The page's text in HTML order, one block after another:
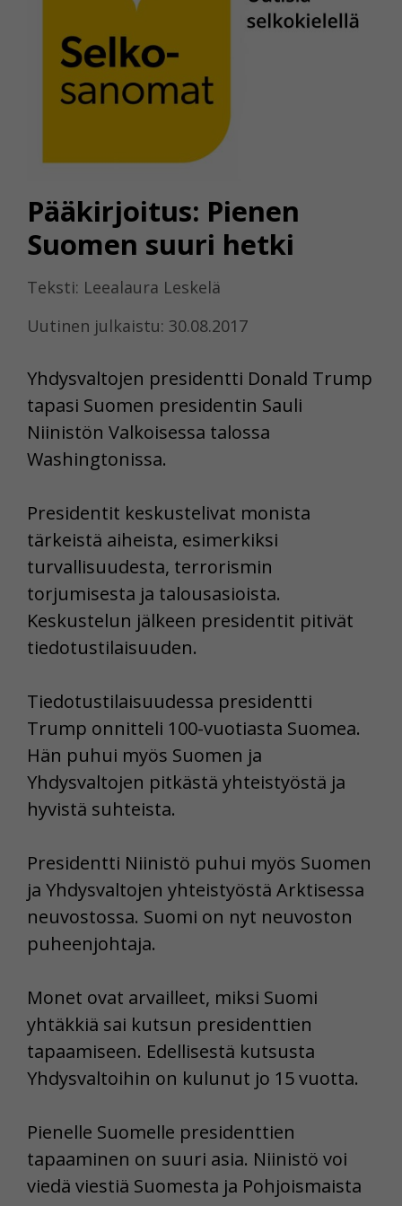
Pääkirjoitus: Pienen
Suomen suuri hetki
Teksti: Leealaura Leskelä
Uutinen julkaistu: 30.08.2017
Yhdysvaltojen presidentti Donald Trump
tapasi Suomen presidentin Sauli
Niinistön Valkoisessa talossa
Washingtonissa.
Presidentit keskustelivat monista
tärkeistä aiheista, esimerkiksi
turvallisuudesta, terrorismin
torjumisesta ja talousasioista.
Keskustelun jälkeen presidentit pitivät
tiedotustilaisuuden.
Tiedotustilaisuudessa presidentti
Trump onnitteli 100-vuotiasta Suomea.
Hän puhui myös Suomen ja
Yhdysvaltojen pitkästä yhteistyöstä ja
hyvistä suhteista.
Presidentti Niinistö puhui myös Suomen
ja Yhdysvaltojen yhteistyöstä Arktisessa
neuvostossa. Suomi on nyt neuvoston
puheenjohtaja.
Monet ovat arvailleet, miksi Suomi
yhtäkkiä sai kutsun presidenttien
tapaamiseen. Edellisestä kutsusta
Yhdysvaltoihin on kulunut jo 15 vuotta.
Pienelle Suomelle presidenttien
tapaaminen on suuri asia. Niinistö voi
viedä viestiä Suomesta ja Pohjoismaista